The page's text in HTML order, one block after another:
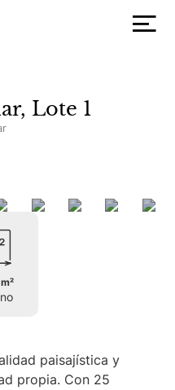
Lote 1
m²
paisajística y
propia. Con 25